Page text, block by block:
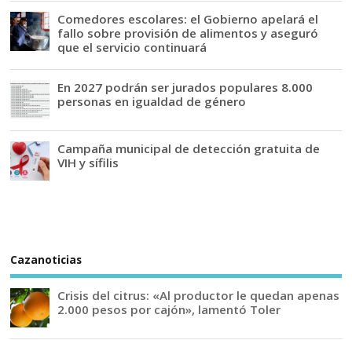
Comedores escolares: el Gobierno apelará el
fallo sobre provisión de alimentos y aseguró
que el servicio continuará
En 2027 podrán ser jurados populares 8.000
personas en igualdad de género
Campaña municipal de detección gratuita de
VIH y sífilis
Cazanoticias
Crisis del citrus: «Al productor le quedan apenas
2.000 pesos por cajón», lamentó Toler